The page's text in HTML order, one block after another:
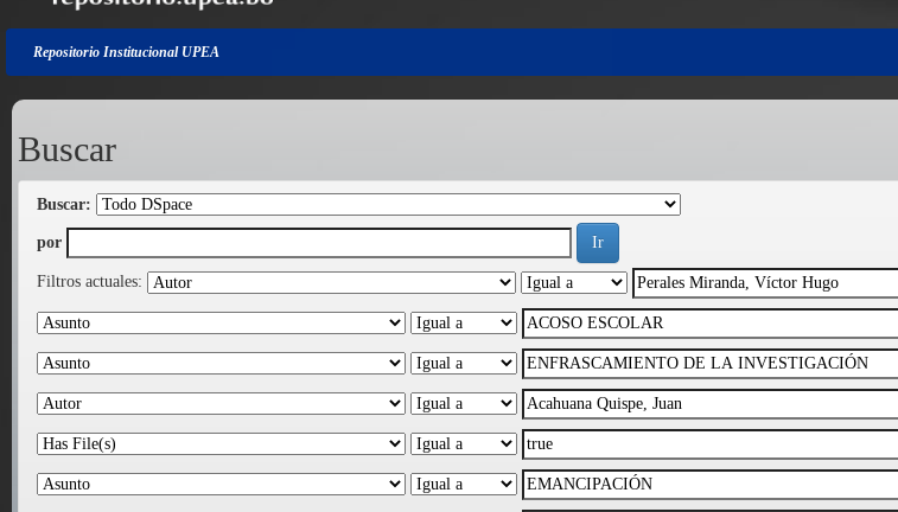
Repositorio Institucional UPEA
Buscar
Buscar:
por
Filtros actuales: